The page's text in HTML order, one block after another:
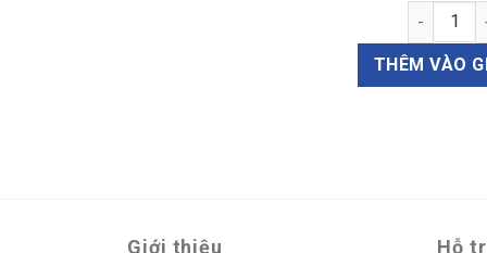
Ống hút
THÊM VÀO
Giới thiệu Hỗ